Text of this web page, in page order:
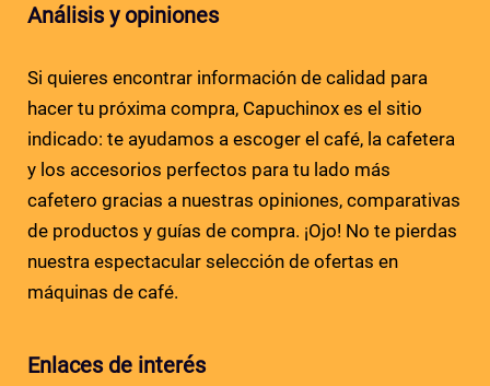
Análisis y opiniones
Si quieres encontrar información de calidad para
hacer tu próxima compra, Capuchinox es el sitio
indicado: te ayudamos a escoger el café, la cafetera
y los accesorios perfectos para tu lado más
cafetero gracias a nuestras opiniones, comparativas
de productos y guías de compra. ¡Ojo! No te pierdas
nuestra espectacular selección de ofertas en
máquinas de café.
Enlaces de interés